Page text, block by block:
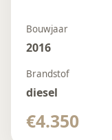
Bouwjaar
2016
Brandstof
diesel
€4.350